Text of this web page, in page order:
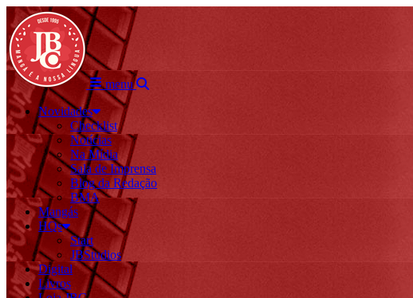
menu
Novidades
Checklist
Notícias
Na Mídia
Sala de Imprensa
Blog da Redação
BMA
Mangás
HQs
Start
JBStudios
Digital
Livros